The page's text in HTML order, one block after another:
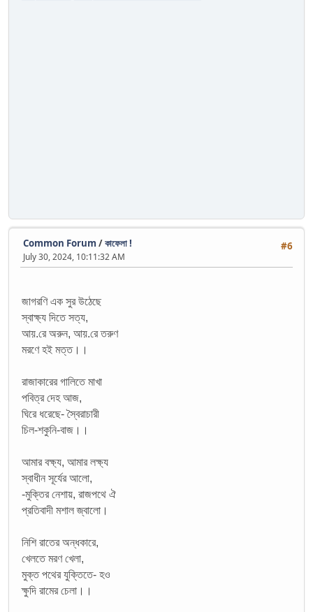
#6
Common Forum /কাফেলা !
July 30, 2024, 10:11:32 AM
জাগরণি এক সুর উঠেছে
স্বাক্ষ্য দিতে সত্য,
আয়.রে অরুন, আয়.রে তরুণ
মরণে হই মত্ত।।
রাজাকারের গালিতে মাখা
পবিত্র দেহ আজ,
ঘিরে ধরেছে- স্বৈরাচারী
চিল-শকুনি-বাজ।।
আমার বক্ষ্য, আমার লক্ষ্য
স্বাধীন সূর্যের আলো,
-মুক্তির নেশায়, রাজপথে ঐ
প্রতিবাদী মশাল জ্বালো।
নিশি রাতের অন্ধকারে,
খেলতে মরণ খেলা,
মুক্ত পথের যুক্তিতে- হও
ক্ষুদি রামের চেলা।।